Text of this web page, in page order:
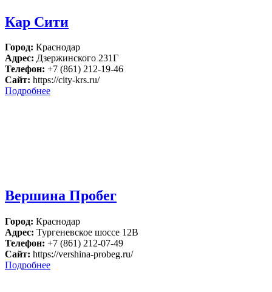
Кар Сити
Город: Краснодар
Адрес: Дзержинского 231Г
Телефон: +7 (861) 212-19-46
Сайт: https://city-krs.ru/
Подробнее
Вершина Пробег
Город: Краснодар
Адрес: Тургеневское шоссе 12В
Телефон: +7 (861) 212-07-49
Сайт: https://vershina-probeg.ru/
Подробнее